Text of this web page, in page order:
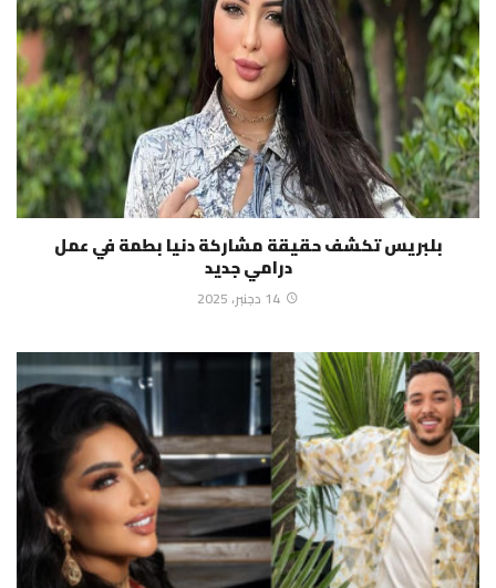
بلبريس تكشف حقيقة مشاركة دنيا بطمة في عمل
درامي جديد
14 دجنبر، 2025